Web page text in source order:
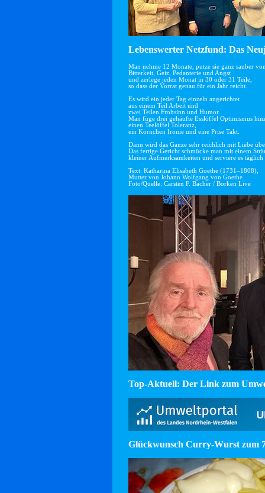
Lebenswerter Netzfund: Das
Man nehme 12 Monate, putze sie ganz sauber
Bitterkeit, Geiz, Pedanterie und Angst
und zerlege jeden Monat in 30 oder 31 Teile,
so dass der Vorrat genau für ein Jahr reicht.
Es wird ein jeder Tag einzeln angerichtet
aus einem Teil Arbeit und
zwei Teilen Frohsinn und Humor.
Man füge drei gehäufte Esslöffel Optimismus
einen Teelöffel Toleranz,
ein Körnchen Ironie und eine Prise Takt.
Dann wird das Ganze sehr reichlich mit Liebe
Das fertige Gericht schmücke man mit einem
kleiner Aufmerksamkeiten und serviere es
Text: Katharina Elisabeth Goethe (1731–1808),
Mutter von Johann Wolfgang von Goethe
Foto/Quelle: Carsten F. Bacher / Borken Live
Top-Aktuell: Der Link zum
Glückwunsch Curry-Wurst zum